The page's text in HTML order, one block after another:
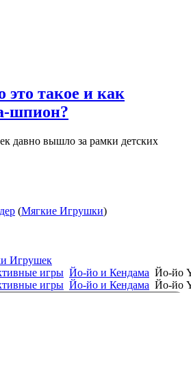
такое и как
шпион?
давно вышло за рамки детских
(Мягкие Игрушки)
Игрушек
игры Йо-йо и Кендама Йо-йо
игры Йо-йо и Кендама Йо-йо